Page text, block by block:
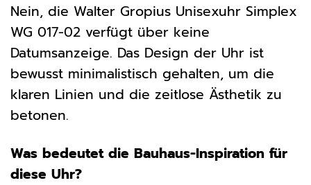
Nein, die Walter Gropius Unisexuhr Simplex
WG 017-02 verfügt über keine
Datumsanzeige. Das Design der Uhr ist
bewusst minimalistisch gehalten, um die
klaren Linien und die zeitlose Ästhetik zu
betonen.
Was bedeutet die Bauhaus-Inspiration für
diese Uhr?